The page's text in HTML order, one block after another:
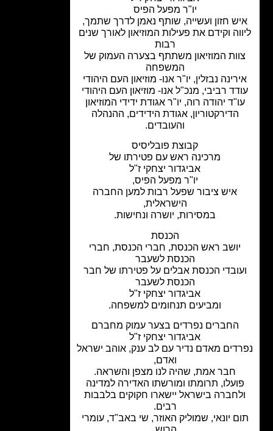
יו"ר מפעל הפיס
חזון ועשייה, שותף נאמן לדרך שתמך,
וקידם את פעילות המוזיאון לאורך שנים
המוזיאון משתתף בצערה העמוק של
המשפחה
נבזלין, יו"ר אנו- מוזיאון העם היהודי
רביבי, מנכ"ל אנו- מוזיאון העם היהודי
יהודה רוה, יו"ר אגודת ידידי המוזיאון
הדירקטוריון, אגודת הידידים, ההנהלה
והעובדים.
קבוצת פובליסיס
מרכינה ראש עם פטירתו של
אביגדור יצחקי ז"ל
יו"ר מפעל הפיס,
איש ציבור שפעל רבות למען החברה
הישראלית,
במסירות, יושרה ונחישות.
יושב ראש הכנסת, חברי הכנסת, חברי
הכנסת לשעבר
הכנסת אבלים על פטירתו של חבר
הכנסת לשעבר
אביגדור יצחקי ז"ל
ומביעים תנחומים למשפחה.
החברים נפרדים בצער עמוק מחברם
אביגדור יצחקי ז"ל
מאדם נדיר עם לב ענק, אוהב ישראל
חבר אמת, שהיה לנו מצפן והשראה.
תרומתו ומורשתו האדירה למדינה
בישראל יישארו חקוקים בלבבות
יונאי, שמוליק האוזר, שי באב"ד, עומרי